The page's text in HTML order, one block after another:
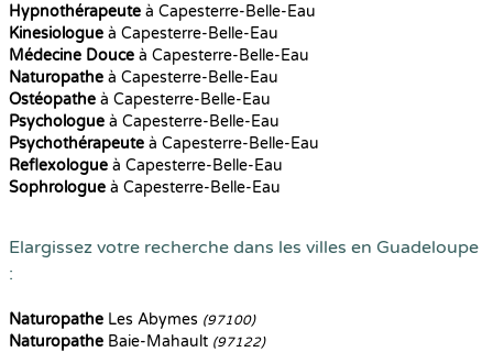
Hypnothérapeute à Capesterre-Belle-Eau
Kinesiologue à Capesterre-Belle-Eau
Médecine Douce à Capesterre-Belle-Eau
Naturopathe à Capesterre-Belle-Eau
Ostéopathe à Capesterre-Belle-Eau
Psychologue à Capesterre-Belle-Eau
Psychothérapeute à Capesterre-Belle-Eau
Reflexologue à Capesterre-Belle-Eau
Sophrologue à Capesterre-Belle-Eau
Elargissez votre recherche dans les villes en Guadeloupe
:
Naturopathe Les Abymes (97100)
Naturopathe Baie-Mahault (97122)